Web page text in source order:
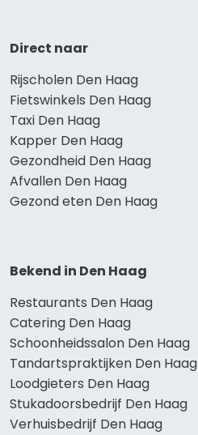
Direct naar
Rijscholen Den Haag
Fietswinkels Den Haag
Taxi Den Haag
Kapper Den Haag
Gezondheid Den Haag
Afvallen Den Haag
Gezond eten Den Haag
Bekend in Den Haag
Restaurants Den Haag
Catering Den Haag
Schoonheidssalon Den Haag
Tandartspraktijken Den Haag
Loodgieters Den Haag
Stukadoorsbedrijf Den Haag
Verhuisbedrijf Den Haag